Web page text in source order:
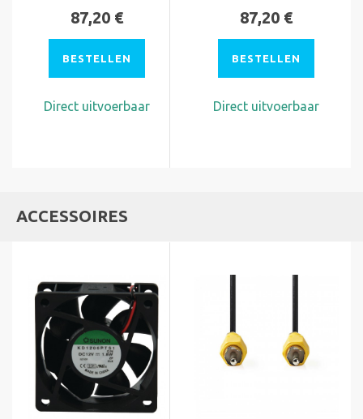
87,20 €
BESTELLEN
Direct uitvoerbaar
87,20 €
BESTELLEN
Direct uitvoerbaar
ACCESSOIRES